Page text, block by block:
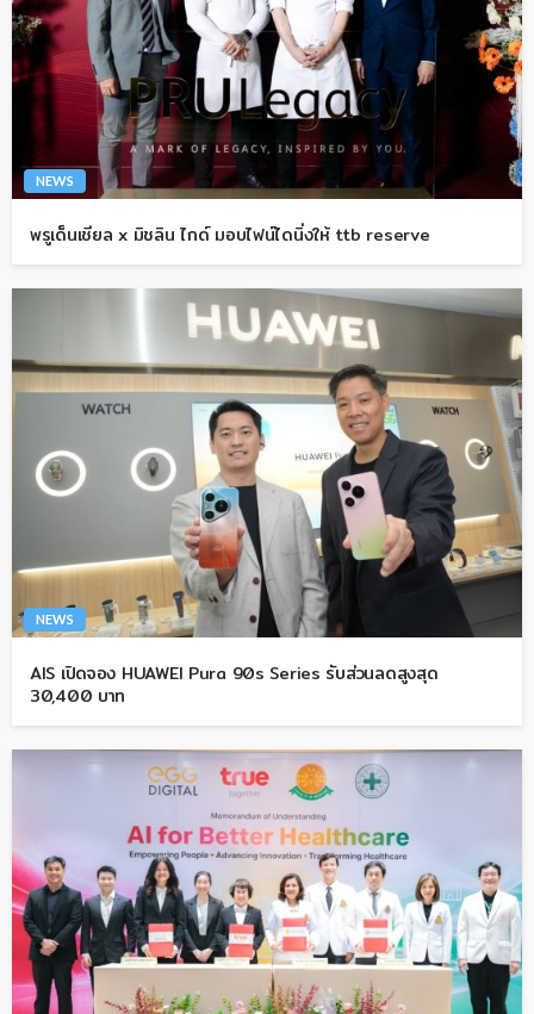
NEWS
พรูเด็นเชียล x มิชลิน ไกด์ มอบไฟน์ไดนิ่งให้ ttb reserve
NEWS
AIS เปิดจอง HUAWEI Pura 90s Series รับส่วนลดสูงสุด
30,400 บาท